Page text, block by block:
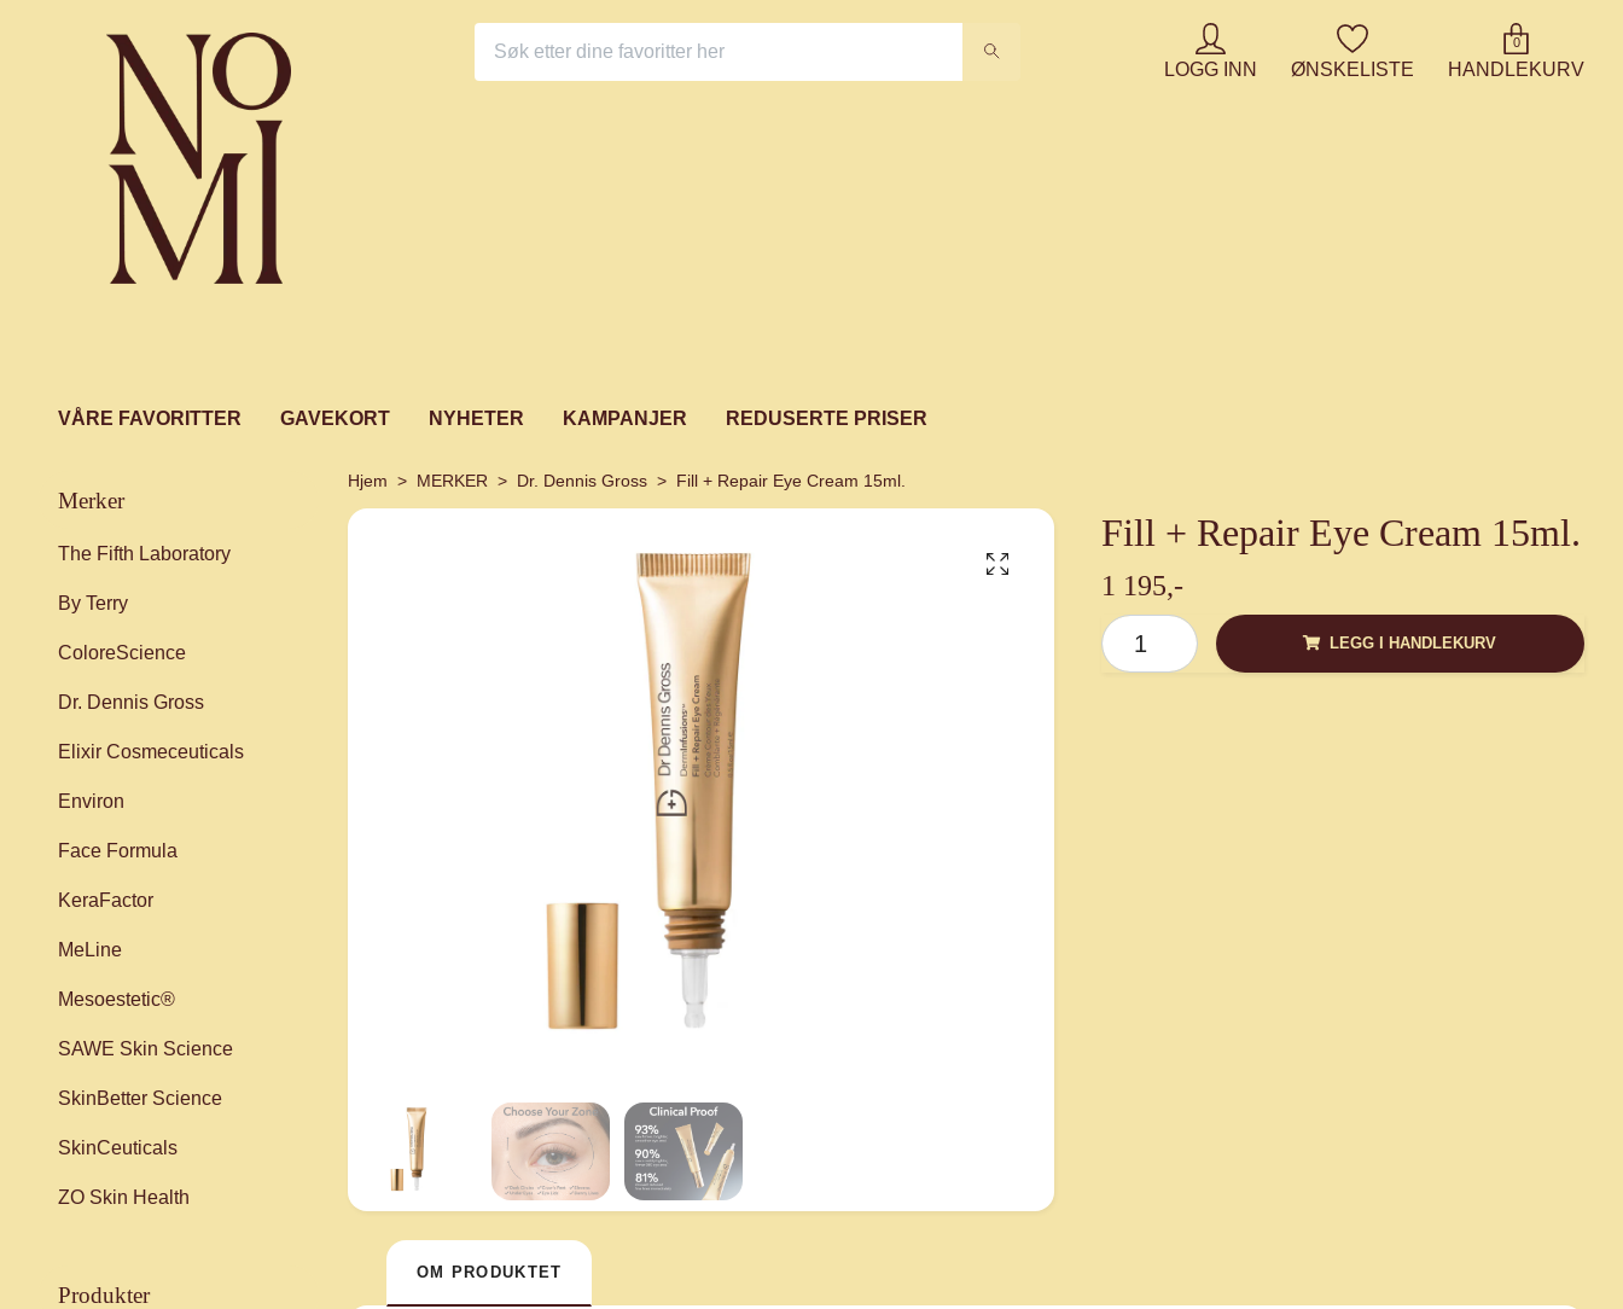
LOGG INN ØNSKELISTE
0
HANDLEKURV
VÅRE FAVORITTER GAVEKORT NYHETER KAMPANJER REDUSERTE PRISER
merker
The Fifth Laboratory
By Terry
ColoreScience
Dr. Dennis Gross
Elixir Cosmeceuticals
Environ
Face Formula
KeraFactor
MeLine
Mesoestetic®
SAWE Skin Science
SkinBetter Science
SkinCeuticals
ZO Skin Health
produkter
Hjem MERKER Dr. Dennis Gross Fill + Repair Eye Cream 15ml.
Fill + Repair Eye Cream 15ml.
1 195,-
LEGG I HANDLEKURV
OM PRODUKTET